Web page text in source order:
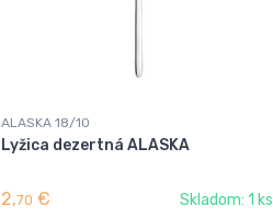
ALASKA 18/10
Lyžica dezertná ALASKA
2,70 € Skladom: 1 ks